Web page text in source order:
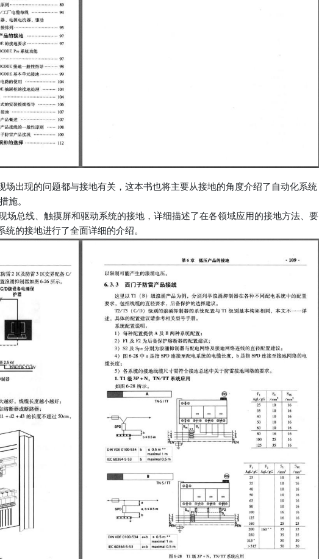
场出现的问题都与接地有关，这本书也将主要从接地的角度介绍了自动化系统
施。
场总线、触摸屏和驱动系统的接地，详细描述了在各领域应用的接地方法、要
的接地进行了全面详细的介绍。